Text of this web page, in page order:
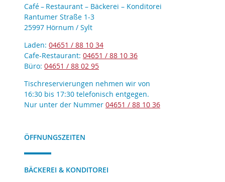
Café – Restaurant – Bäckerei – Konditorei
Rantumer Straße 1-3
25997 Hörnum / Sylt
Laden: 04651 / 88 10 34
Cafe-Restaurant: 04651 / 88 10 36
Büro: 04651 / 88 02 95
Tischreservierungen nehmen wir von
16:30 bis 17:30 telefonisch entgegen.
Nur unter der Nummer 04651 / 88 10 36
ÖFFNUNGSZEITEN
BÄCKEREI & KONDITOREI